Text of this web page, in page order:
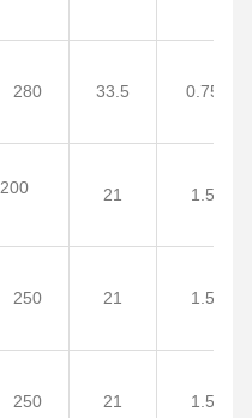
280 33.5 0.75
200 21 1.5
250 21 1.5
250 21 1.5